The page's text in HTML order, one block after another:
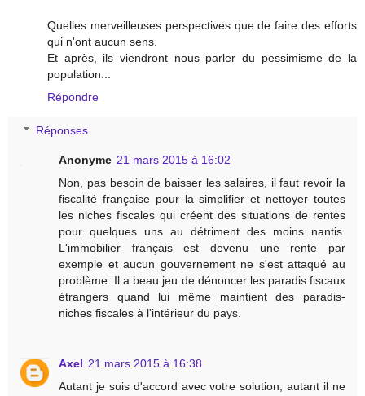
Quelles merveilleuses perspectives que de faire des efforts
qui n'ont aucun sens.
Et après, ils viendront nous parler du pessimisme de la
population...
Répondre
Réponses
Anonyme 21 mars 2015 à 16:02
Non, pas besoin de baisser les salaires, il faut revoir la
fiscalité française pour la simplifier et nettoyer toutes
les niches fiscales qui créent des situations de rentes
pour quelques uns au détriment des moins nantis.
L'immobilier français est devenu une rente par
exemple et aucun gouvernement ne s'est attaqué au
problème. Il a beau jeu de dénoncer les paradis fiscaux
étrangers quand lui même maintient des paradis-
niches fiscales à l'intérieur du pays.
Axel 21 mars 2015 à 16:38
Autant je suis d'accord avec votre solution, autant il ne